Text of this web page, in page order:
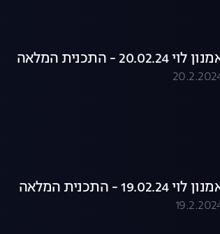
לוי 20.02.24 - התכנית המלאה
לוי 19.02.24 - התכנית המלאה